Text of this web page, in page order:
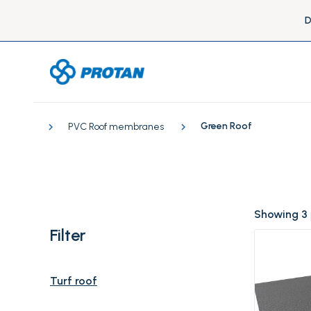
PVC Roof membranes Green Roof
Filter
Turf roof
Showing